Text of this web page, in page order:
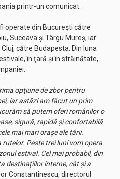
printr-un comunicat.
operate din Bucureşti către
Suceava şi Târgu Mureş, iar
către Budapesta. Din luna
în ţară şi în străinătate,
opţiune de zbor pentru
iar astăzi am făcut un prim
să putem oferi românilor o
sigură, rapidă şi confortabilă
mai mari oraşe ale ţării.
Peste trei luni vom opera
estival. Cel mai probabil, din
destinaţiilor interne, cât şi a
Constantinescu, directorul